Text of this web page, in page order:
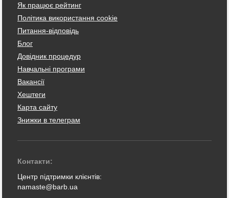
Як працює рейтинг
Політика використання cookie
Питання-відповідь
Блог
Довідник процедур
Навчальні програми
Вакансії
Хештеги
Карта сайту
Знижки в телеграм
Контакти:
Центр підтримки клієнтів:
namaste@barb.ua